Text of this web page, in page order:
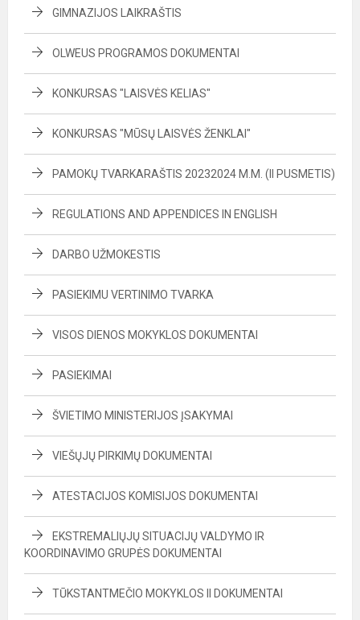
GIMNAZIJOS LAIKRAŠTIS
OLWEUS PROGRAMOS DOKUMENTAI
KONKURSAS "LAISVĖS KELIAS"
KONKURSAS "MŪSŲ LAISVĖS ŽENKLAI"
PAMOKŲ TVARKARAŠTIS 20232024 M.M. (II PUSMETIS)
REGULATIONS AND APPENDICES IN ENGLISH
DARBO UŽMOKESTIS
PASIEKIMU VERTINIMO TVARKA
VISOS DIENOS MOKYKLOS DOKUMENTAI
PASIEKIMAI
ŠVIETIMO MINISTERIJOS ĮSAKYMAI
VIEŠŲJŲ PIRKIMŲ DOKUMENTAI
ATESTACIJOS KOMISIJOS DOKUMENTAI
EKSTREMALIŲJŲ SITUACIJŲ VALDYMO IR
KOORDINAVIMO GRUPĖS DOKUMENTAI
TŪKSTANTMEČIO MOKYKLOS II DOKUMENTAI